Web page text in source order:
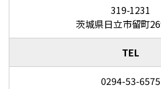
319-1231
茨城県日立市留町
TEL
0294-53-6575